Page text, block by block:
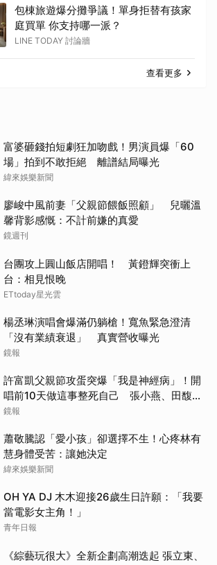
包棟旅遊爆分攤爭議！單身拒替有孩家
庭買單 你支持哪一派？
LINE TODAY 討論牆
查看更多
富婆砸錢拍短劇狂加吻戲！男演員爆「60
場」拍到不敢拒絕 離譜結局曝光
緯來娛樂新聞
廖峻中風前妻「父親節餵飯照顧」 兒曬溫
馨背影感慨：不計前嫌的真愛
鏡週刊
台團攻上圓山飯店開唱！ 黃鐙輝突衝上
台：相見恨晚
ETtoday星光雲
楊丞琳演唱會爆滿仍躺槍！寬魚緊急澄清
「沒有業績衰退」 真實營收曝光
鏡報
許富凱父親節攻蛋突爆「我是神經病」！開
唱前10天做這事整死自己 張小燕、田馥甄
不畏「白海豚」朝聖
鏡報
蕭敬騰認「愛小孩」卻選擇不生！心疼林有
慧身體受苦：讓她決定
緯來娛樂新聞
OH YA DJ 木木迎接26歲生日許願：「我要
當電影女主角！」
青年日報
《綜藝玩很大》全新企劃高潮迭起 張立東、